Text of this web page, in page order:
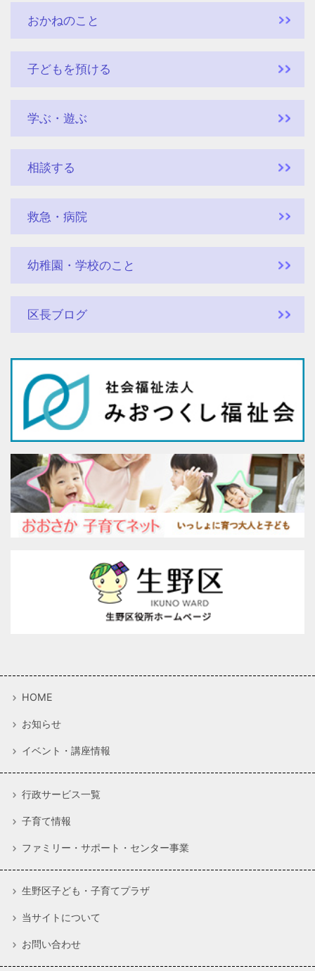
おかねのこと
子どもを預ける
学ぶ・遊ぶ
相談する
救急・病院
幼稚園・学校のこと
区長ブログ
HOME
お知らせ
イベント・講座情報
行政サービス一覧
子育て情報
ファミリー・サポート・センター事業
生野区子ども・子育てプラザ
当サイトについて
お問い合わせ